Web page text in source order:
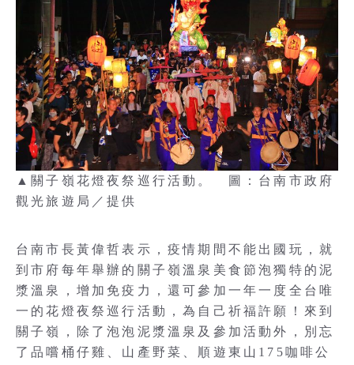
▲關子嶺花燈夜祭巡行活動。 圖：台南市政府
觀光旅遊局／提供
台南市長黃偉哲表示，疫情期間不能出國玩，就
到市府每年舉辦的關子嶺溫泉美食節泡獨特的泥
漿溫泉，增加免疫力，還可參加一年一度全台唯
一的花燈夜祭巡行活動，為自己祈福許願！來到
關子嶺，除了泡泡泥漿溫泉及參加活動外，別忘
了品嚐桶仔雞、山產野菜、順遊東山175咖啡公